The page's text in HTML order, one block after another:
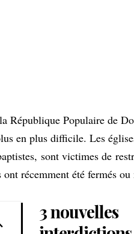
République Populaire de
en plus difficile. Les
sont victimes de
récemment été fermés ou
3 nouvelles